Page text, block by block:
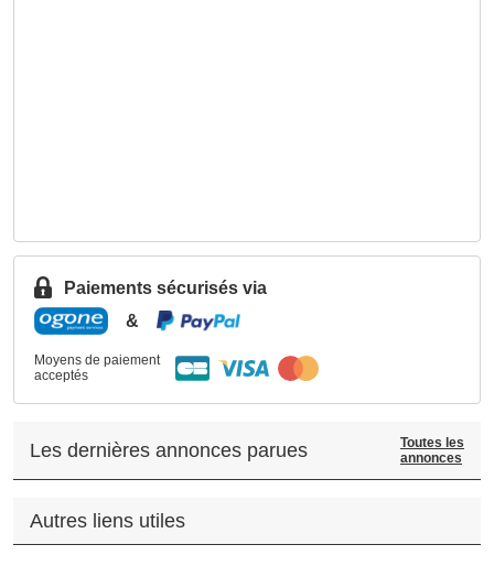
Paiements sécurisés via
&
Moyens de paiement
acceptés
Les dernières annonces parues
Toutes les
annonces
Autres liens utiles